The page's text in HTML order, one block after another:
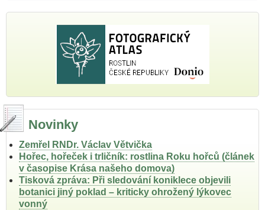
Novinky
Zemřel RNDr. Václav Větvička
Hořec, hořeček i trličník: rostlina Roku hořců (článek
v časopise Krása našeho domova)
Tisková zpráva: Při sledování koniklece objevili
botanici jiný poklad – kriticky ohrožený lýkovec
vonný